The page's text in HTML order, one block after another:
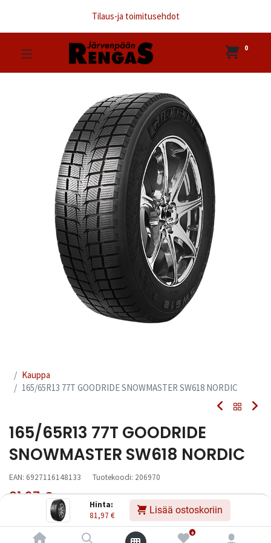
Hinta:
81,97 € Lisää ostoskoriin
0
Tilaus-ja toimitusehdot
0
Kauppa
165/65R13 77T GOODRIDE SNOWMASTER SW618 NORDIC
165/65R13 77T GOODRIDE
SNOWMASTER SW618 NORDIC
EAN: 6927116148133 Tuotekoodi: 206970
81,97€ Sisältää ALV:n/ kpl
Toimittajilla (kotimaa):
Saatavilla